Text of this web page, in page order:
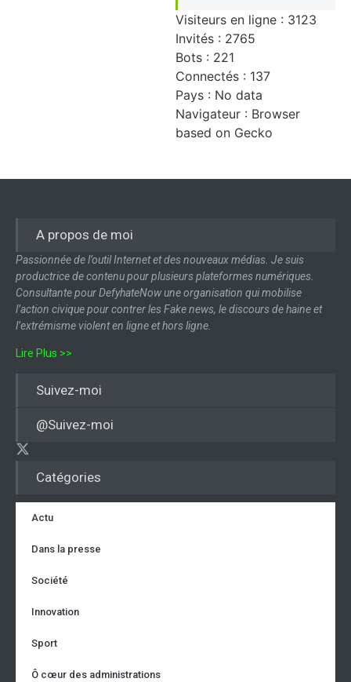
Visiteurs en ligne : 3123
Invités : 2765
Bots : 221
Connectés : 137
Pays : No data
Navigateur : Browser
based on Gecko
Catégories
Actu
Dans la presse
Société
Innovation
Sport
Ô cœur des administrations
A propos de moi
Passionnée de l’outil Internet et des nouveaux médias. Je suis
productrice de contenu pour plusieurs plateformes numériques.
Consultante pour DefyhateNow une organisation qui mobilise
l’action civique pour contrer les Fake news, le discours de haine et
l’extrémisme violent en ligne et hors ligne.
Lire Plus >>
Suivez-moi
@Suivez-moi